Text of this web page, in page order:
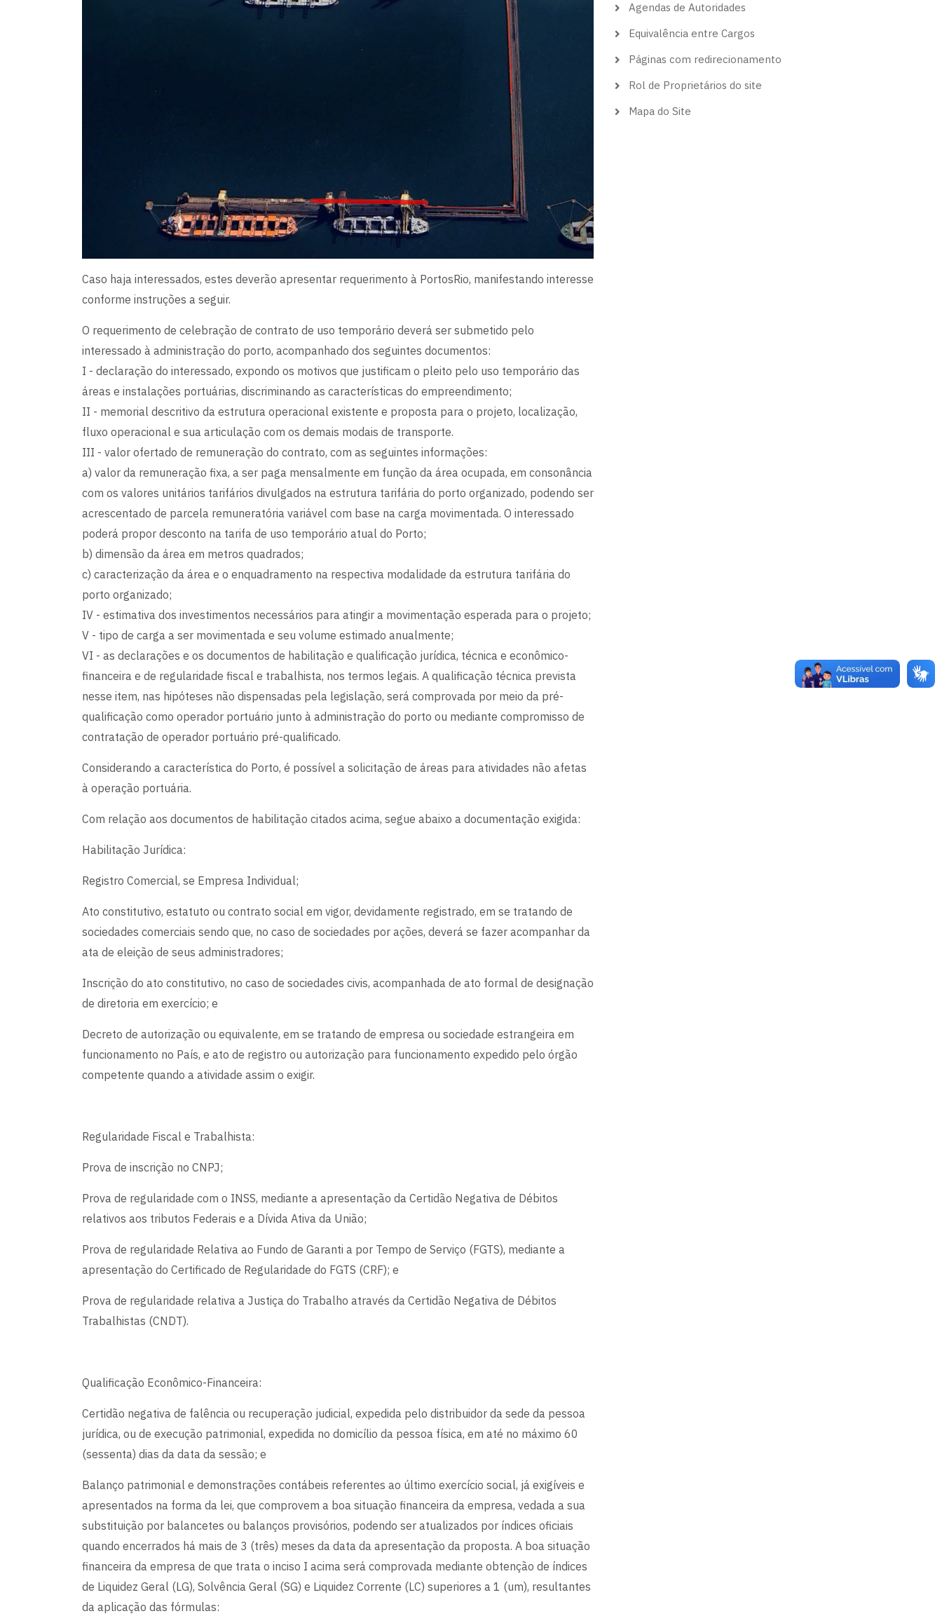
Caso haja interessados, estes deverão apresentar requerimento à PortosRio, manifestando interesse
conforme instruções a seguir.
O requerimento de celebração de contrato de uso temporário deverá ser submetido pelo
interessado à administração do porto, acompanhado dos seguintes documentos:
I - declaração do interessado, expondo os motivos que justificam o pleito pelo uso temporário das
áreas e instalações portuárias, discriminando as características do empreendimento;
II - memorial descritivo da estrutura operacional existente e proposta para o projeto, localização,
fluxo operacional e sua articulação com os demais modais de transporte.
III - valor ofertado de remuneração do contrato, com as seguintes informações:
a) valor da remuneração fixa, a ser paga mensalmente em função da área ocupada, em consonância
com os valores unitários tarifários divulgados na estrutura tarifária do porto organizado, podendo ser
acrescentado de parcela remuneratória variável com base na carga movimentada. O interessado
poderá propor desconto na tarifa de uso temporário atual do Porto;
b) dimensão da área em metros quadrados;
c) caracterização da área e o enquadramento na respectiva modalidade da estrutura tarifária do
porto organizado;
IV - estimativa dos investimentos necessários para atingir a movimentação esperada para o projeto;
V - tipo de carga a ser movimentada e seu volume estimado anualmente;
VI - as declarações e os documentos de habilitação e qualificação jurídica, técnica e econômico-
financeira e de regularidade fiscal e trabalhista, nos termos legais. A qualificação técnica prevista
nesse item, nas hipóteses não dispensadas pela legislação, será comprovada por meio da pré-
qualificação como operador portuário junto à administração do porto ou mediante compromisso de
contratação de operador portuário pré-qualificado.
Considerando a característica do Porto, é possível a solicitação de áreas para atividades não afetas
à operação portuária.
Com relação aos documentos de habilitação citados acima, segue abaixo a documentação exigida:
Habilitação Jurídica:
Registro Comercial, se Empresa Individual;
Ato constitutivo, estatuto ou contrato social em vigor, devidamente registrado, em se tratando de
sociedades comerciais sendo que, no caso de sociedades por ações, deverá se fazer acompanhar da
ata de eleição de seus administradores;
Inscrição do ato constitutivo, no caso de sociedades civis, acompanhada de ato formal de designação
de diretoria em exercício; e
Decreto de autorização ou equivalente, em se tratando de empresa ou sociedade estrangeira em
funcionamento no País, e ato de registro ou autorização para funcionamento expedido pelo órgão
competente quando a atividade assim o exigir.
Regularidade Fiscal e Trabalhista:
Prova de inscrição no CNPJ;
Prova de regularidade com o INSS, mediante a apresentação da Certidão Negativa de Débitos
relativos aos tributos Federais e a Dívida Ativa da União;
Prova de regularidade Relativa ao Fundo de Garanti a por Tempo de Serviço (FGTS), mediante a
apresentação do Certificado de Regularidade do FGTS (CRF); e
Prova de regularidade relativa a Justiça do Trabalho através da Certidão Negativa de Débitos
Trabalhistas (CNDT).
Qualificação Econômico-Financeira:
Certidão negativa de falência ou recuperação judicial, expedida pelo distribuidor da sede da pessoa
jurídica, ou de execução patrimonial, expedida no domicílio da pessoa física, em até no máximo 60
(sessenta) dias da data da sessão; e
Balanço patrimonial e demonstrações contábeis referentes ao último exercício social, já exigíveis e
apresentados na forma da lei, que comprovem a boa situação financeira da empresa, vedada a sua
substituição por balancetes ou balanços provisórios, podendo ser atualizados por índices oficiais
quando encerrados há mais de 3 (três) meses da data da apresentação da proposta. A boa situação
financeira da empresa de que trata o inciso I acima será comprovada mediante obtenção de índices
de Liquidez Geral (LG), Solvência Geral (SG) e Liquidez Corrente (LC) superiores a 1 (um), resultantes
da aplicação das fórmulas:
Agendas de Autoridades
Equivalência entre Cargos
Páginas com redirecionamento
Rol de Proprietários do site
Mapa do Site